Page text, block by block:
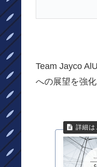
Team Jayco
への展望を強化